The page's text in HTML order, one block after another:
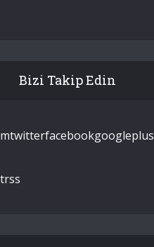
Bizi Takip Edin
twitterfacebookgoogleplus
rss